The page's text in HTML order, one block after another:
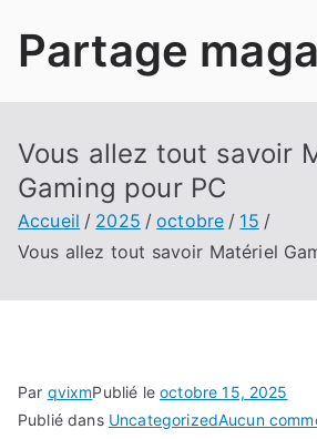
Partage
Vous allez tout savoir
Gaming pour PC
Accueil 2025 octobre
15
Vous allez tout savoir Matériel
Par qvixmPublié leoctobre 15, 2025
Publié dans UncategorizedAucun